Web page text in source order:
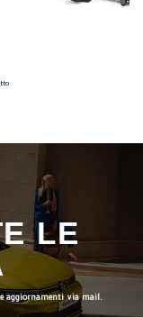
LE
aggiornamenti via mail.